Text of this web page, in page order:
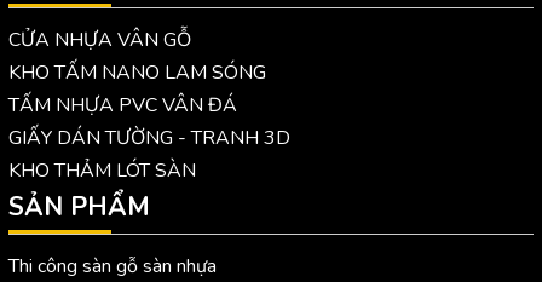
CỬA NHỰA VÂN GỖ
KHO TẤM NANO LAM SÓNG
TẤM NHỰA PVC VÂN ĐÁ
GIẤY DÁN TƯỜNG - TRANH 3D
KHO THẢM LÓT SÀN
SẢN PHẨM
Thi công sàn gỗ sàn nhựa